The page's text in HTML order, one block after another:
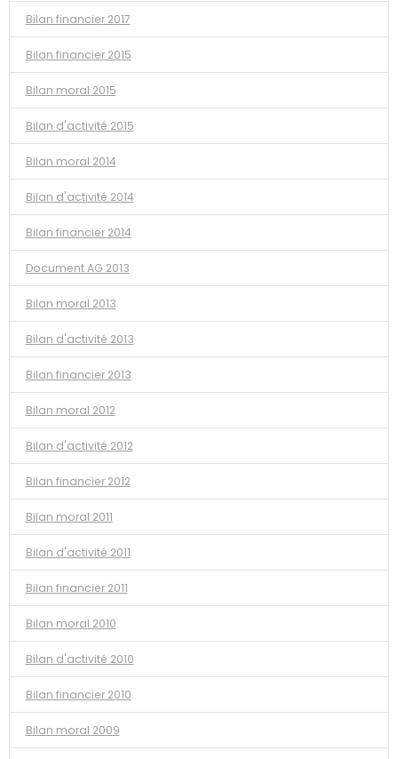
Bilan financier 2017
Bilan financier 2015
Bilan moral 2015
Bilan d'activité 2015
Bilan moral 2014
Bilan d'activité 2014
Bilan financier 2014
Document AG 2013
Bilan moral 2013
Bilan d'activité 2013
Bilan financier 2013
Bilan moral 2012
Bilan d'activité 2012
Bilan financier 2012
Bilan moral 2011
Bilan d'activité 2011
Bilan financier 2011
Bilan moral 2010
Bilan d'activité 2010
Bilan financier 2010
Bilan moral 2009